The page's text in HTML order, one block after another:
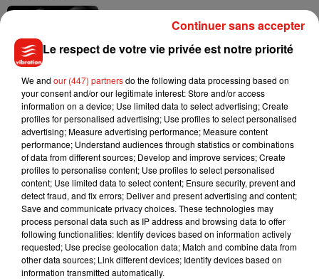
Sensation » avec Kylie Minogue
7 août 2026
Tayc et Didi B dévoilent le single le plus
dansant de l’année
7 août 2026
Angèle et Amélie Lens dévoilent leur
collaboration tant attendue
Le respect de votre vie privée est notre priorité
We and our (447) partnersdo the following data processing based on
your consent and/or our legitimate interest: Store and/or access
information on a device; Use limited data to select advertising; Create
profiles for personalised advertising; Use profiles to select personalised
advertising; Measure advertising performance; Measure content
performance; Understand audiences through statistics or combinations
of data from different sources; Develop and improve services; Create
profiles to personalise content; Use profiles to select personalised
content; Use limited data to select content; Ensure security, prevent and
detect fraud, and fix errors; Deliver and present advertising and content;
Save and communicate privacy choices. These technologies may
process personal data such as IP address and browsing data to offer
following functionalities: Identify devices based on information actively
requested; Use precise geolocation data; Match and combine data from
other data sources; Link different devices; Identify devices based on
information transmitted automatically.
Continuer sans accepter